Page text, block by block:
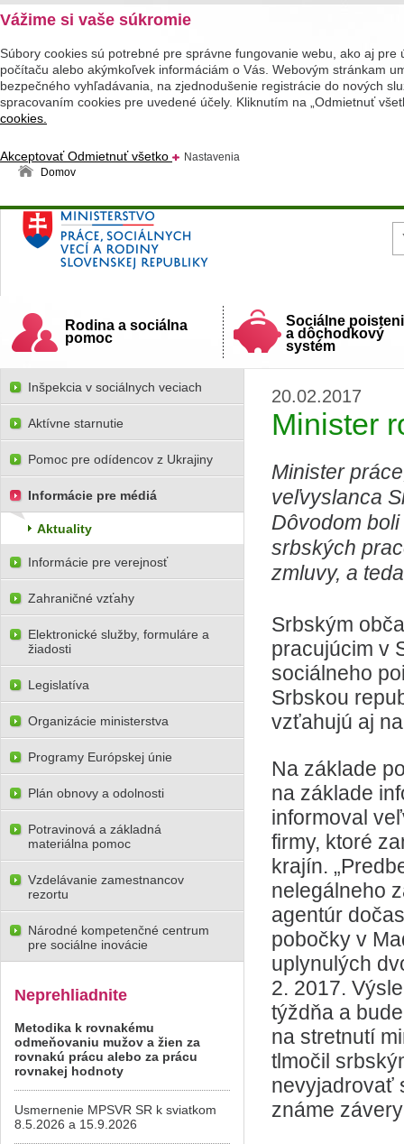
Vážime si vaše súkromie
Súbory cookies sú potrebné pre správne fungovanie webu, ako aj
počítaču alebo akýmkoľvek informáciám o Vás. Webovým stránkam
bezpečného vyhľadávania, na zjednodušenie registrácie do nových
spracovaním cookies pre uvedené účely. Kliknutím na „Odmietnuť
cookies.
AkceptovaťOdmietnuť všetko
Nastavenia
Domov
Ministerstvo práce, sociálnych vecí a rodiny
Slovenskej republiky
Rodina a sociálna
pomoc
Sociálne
a dôchodkový
systém
20.02.2017
Minister
Minister
veľvyslanca
Dôvodom
srbských
zmluvy, a
Srbským
pracujúcim v
sociálneho
Srbskou
vzťahujú aj
Na základe
na základe
informoval
firmy, ktoré
krajín.
nelegálneho
agentúr
pobočky v
uplynulých
2. 2017.
týždňa a
na stretnutí
tlmočil
nevyjadrovať
známe
Inšpekcia v sociálnych veciach
Aktívne starnutie
Pomoc pre odídencov z Ukrajiny
Informácie pre médiá
Aktuality
Informácie pre verejnosť
Zahraničné vzťahy
Elektronické služby, formuláre a
žiadosti
Legislatíva
Organizácie ministerstva
Programy Európskej únie
Plán obnovy a odolnosti
Potravinová a základná
materiálna pomoc
Vzdelávanie zamestnancov
rezortu
Národné kompetenčné centrum
pre sociálne inovácie
Neprehliadnite
Metodika k rovnakému
odmeňovaniu mužov a žien za
rovnakú prácu alebo za prácu
rovnakej hodnoty
Usmernenie MPSVR SR k sviatkom
8.5.2026 a 15.9.2026